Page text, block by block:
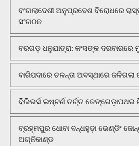
ବଂଗଲାଦେଶୀ ଅନୁପ୍ରବେଶ ବିରୋଧରେ
ସଂଗଠନ
ବରଗଡ଼ ଧନୁଯାତ୍ରା: କଂସଙ୍କ ଦରବାରରେ
ବାରିପଦାରେ ଚଳନ୍ତା ଅବସ୍ଥାରେ
ବିଲିଭର୍ସ ଇଷ୍ଟର୍ଣ ଚର୍ଚ୍ଚ ତେଙ୍ଗେଡ଼ାପଥର
ବ୍ରହ୍ମପୁର ଧୋବା ବନ୍ଧହୁଡ଼ା ଭେଣ୍ଡିଂ
ଅଗ୍ନିକାଣ୍ଡ